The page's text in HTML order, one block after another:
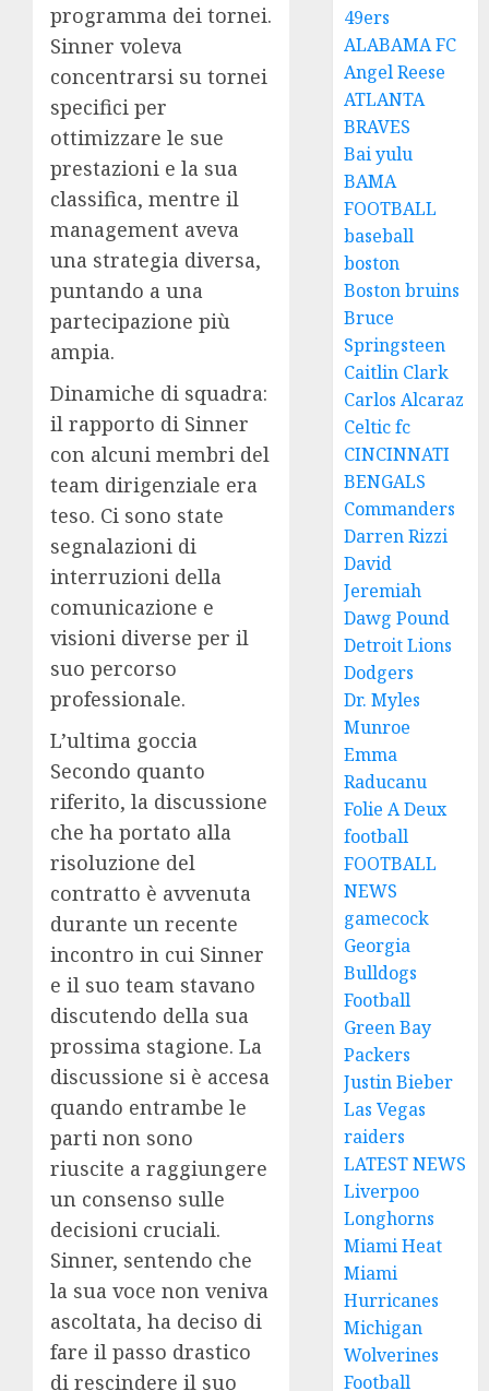
programma dei tornei.
Sinner voleva
concentrarsi su tornei
specifici per
ottimizzare le sue
prestazioni e la sua
classifica, mentre il
management aveva
una strategia diversa,
puntando a una
partecipazione più
ampia.
Dinamiche di squadra:
il rapporto di Sinner
con alcuni membri del
team dirigenziale era
teso. Ci sono state
segnalazioni di
interruzioni della
comunicazione e
visioni diverse per il
suo percorso
professionale.
L’ultima goccia
Secondo quanto
riferito, la discussione
che ha portato alla
risoluzione del
contratto è avvenuta
durante un recente
incontro in cui Sinner
e il suo team stavano
discutendo della sua
prossima stagione. La
discussione si è accesa
quando entrambe le
parti non sono
riuscite a raggiungere
un consenso sulle
decisioni cruciali.
Sinner, sentendo che
la sua voce non veniva
ascoltata, ha deciso di
fare il passo drastico
di rescindere il suo
49ers
ALABAMA FC
Angel Reese
ATLANTA
BRAVES
Bai yulu
BAMA
FOOTBALL
baseball
boston
Boston bruins
Bruce
Springsteen
Caitlin Clark
Carlos Alcaraz
Celtic fc
CINCINNATI
BENGALS
Commanders
Darren Rizzi
David
Jeremiah
Dawg Pound
Detroit Lions
Dodgers
Dr. Myles
Munroe
Emma
Raducanu
Folie A Deux
football
FOOTBALL
NEWS
gamecock
Georgia
Bulldogs
Football
Green Bay
Packers
Justin Bieber
Las Vegas
raiders
LATEST NEWS
Liverpoo
Longhorns
Miami Heat
Miami
Hurricanes
Michigan
Wolverines
Football